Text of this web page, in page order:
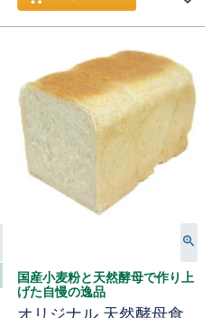
国産小麦粉と天然酵母で作り上
げた自慢の逸品